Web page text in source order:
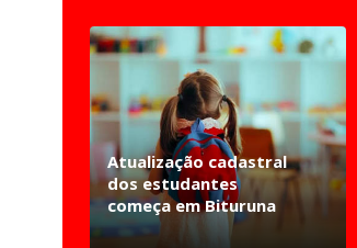
Atualização cadastral
dos estudantes
começa em Bituruna